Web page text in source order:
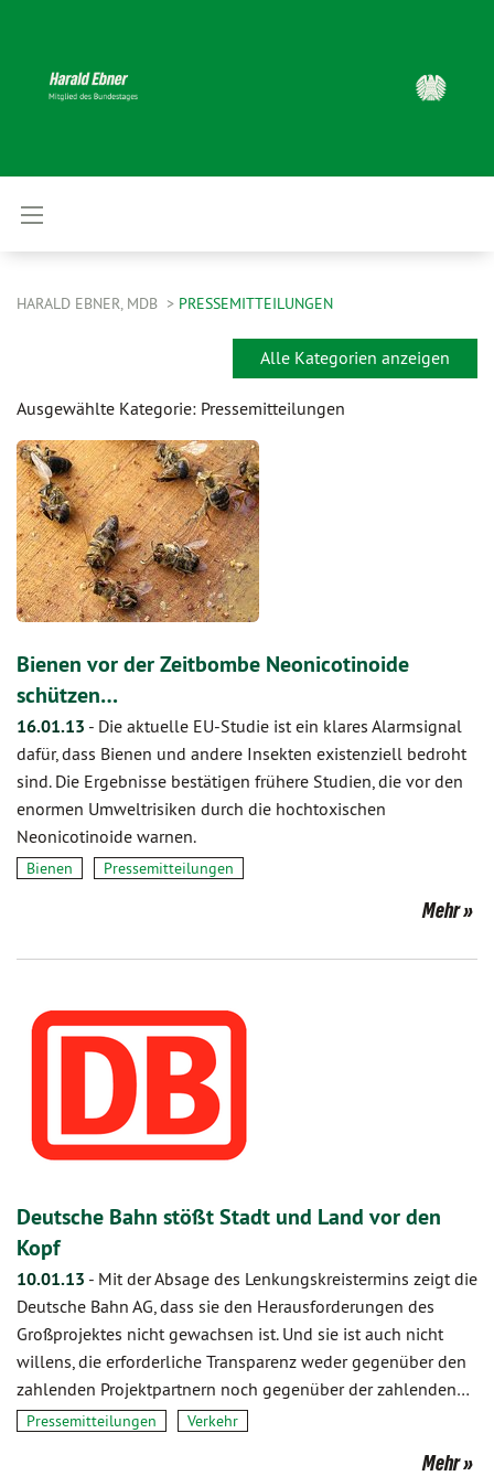
HARALD EBNER, MDB PRESSEMITTEILUNGEN
Alle Kategorien anzeigen
Ausgewählte Kategorie: Pressemitteilungen
Bienen vor der Zeitbombe Neonicotinoide
schützen…
16.01.13 - Die aktuelle EU-Studie ist ein klares Alarmsignal
dafür, dass Bienen und andere Insekten existenziell bedroht
sind. Die Ergebnisse bestätigen frühere Studien, die vor den
enormen Umweltrisiken durch die hochtoxischen
Neonicotinoide warnen.
Bienen Pressemitteilungen
Mehr
Deutsche Bahn stößt Stadt und Land vor den
Kopf
10.01.13 - Mit der Absage des Lenkungskreistermins zeigt die
Deutsche Bahn AG, dass sie den Herausforderungen des
Großprojektes nicht gewachsen ist. Und sie ist auch nicht
willens, die erforderliche Transparenz weder gegenüber den
zahlenden Projektpartnern noch gegenüber der zahlenden…
Pressemitteilungen Verkehr
Mehr